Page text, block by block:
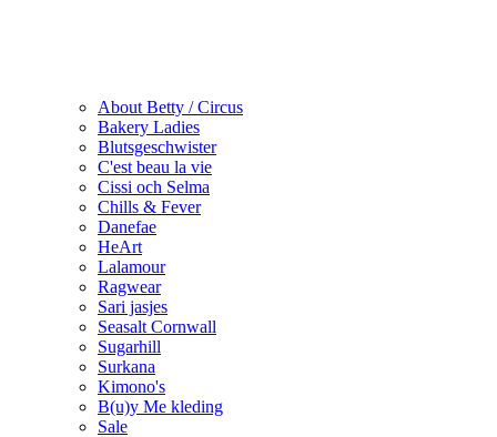
About Betty / Circus
Bakery Ladies
Blutsgeschwister
C'est beau la vie
Cissi och Selma
Chills & Fever
Danefae
HeArt
Lalamour
Ragwear
Sari jasjes
Seasalt Cornwall
Sugarhill
Surkana
Kimono's
B(u)y Me kleding
Sale